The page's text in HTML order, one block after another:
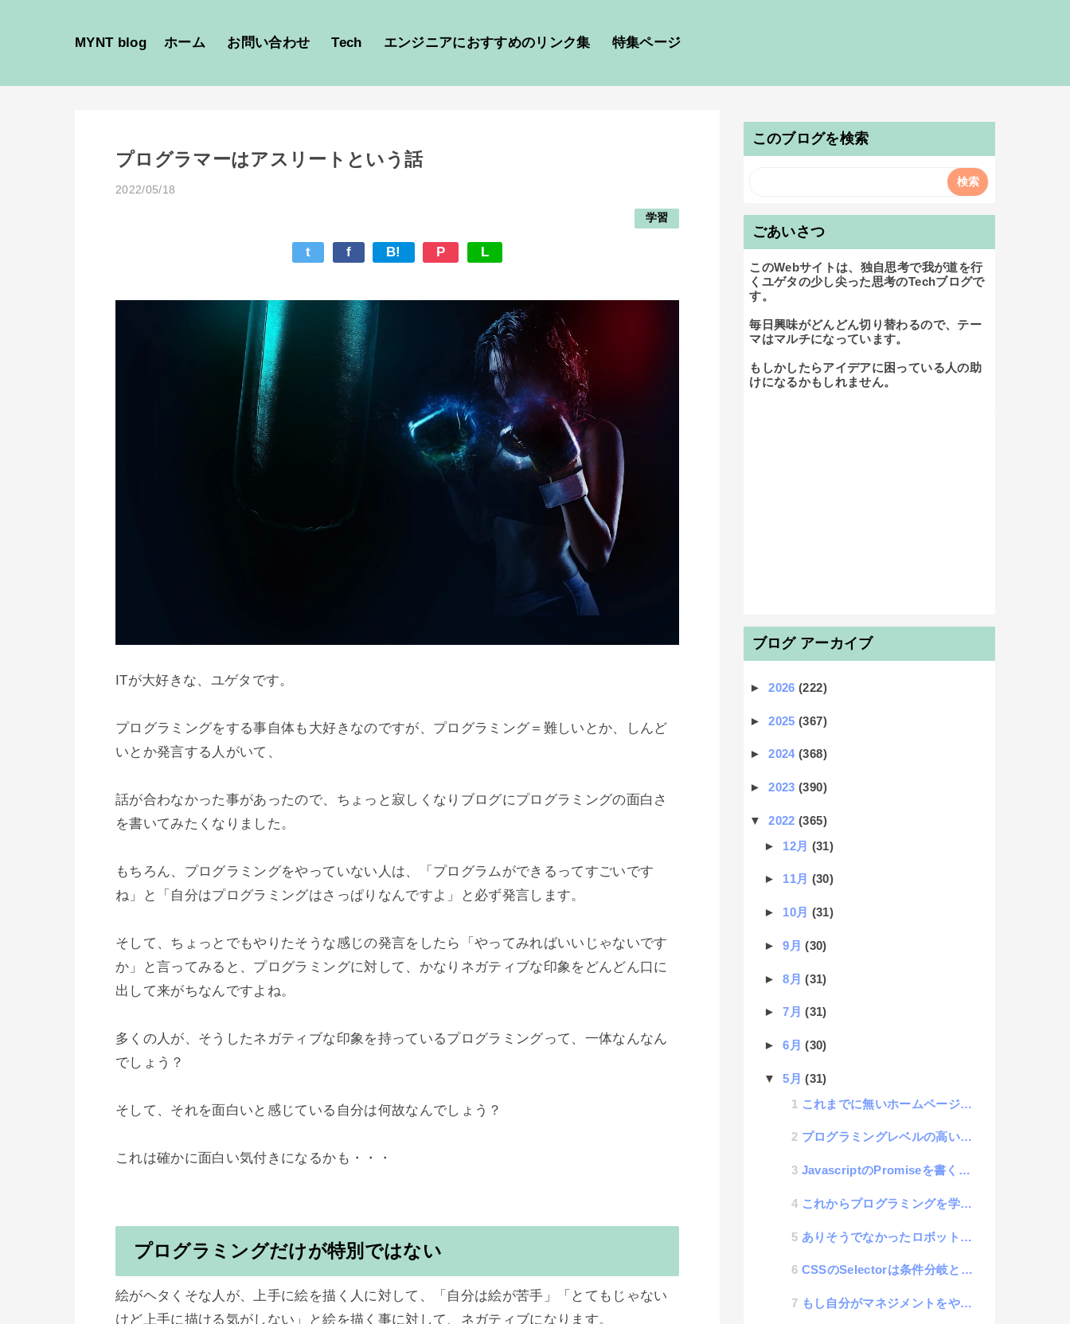
MYNT blog ホーム お問い合わせ Tech エンジニアにおすすめのリンク集 特集ページ
プログラマーはアスリートという話
2022/05/18
学習
t f B! P L
ITが大好きな、ユゲタです。
プログラミングをする事自体も大好きなのですが、プログラミング＝難しいとか、しんど
いとか発言する人がいて、
話が合わなかった事があったので、ちょっと寂しくなりブログにプログラミングの面白さ
を書いてみたくなりました。
もちろん、プログラミングをやっていない人は、「プログラムができるってすごいです
ね」と「自分はプログラミングはさっぱりなんですよ」と必ず発言します。
そして、ちょっとでもやりたそうな感じの発言をしたら「やってみればいいじゃないです
か」と言ってみると、プログラミングに対して、かなりネガティブな印象をどんどん口に
出して来がちなんですよね。
多くの人が、そうしたネガティブな印象を持っているプログラミングって、一体なんなん
でしょう？
そして、それを面白いと感じている自分は何故なんでしょう？
プログラミングだけが特別ではない
絵がヘタくそな人が、上手に絵を描く人に対して、「自分は絵が苦手」「とてもじゃない
けど上手に描ける気がしない」と絵を描く事に対して、ネガティブになります。
このブログを検索
ごあいさつ
このWebサイトは、独自思考で我が道を行
くユゲタの少し尖った思考のTechブログで
す。
毎日興味がどんどん切り替わるので、テー
マはマルチになっています。
もしかしたらアイデアに困っている人の助
けになるかもしれません。
ブログ アーカイブ
►2026(222)
►2025(367)
►2024(368)
►2023(390)
▼2022(365)
► 12月 (31)
► 11月 (30)
► 10月 (31)
►9月(30)
►8月(31)
►7月(31)
►6月(30)
▼5月(31)
これまでに無いホームページの思考の「ヘッドレスDOM」についての話
プログラミングレベルの高い低いの話
JavascriptのPromiseを書くのがややこしいので忘れない為の覚書
これからプログラミングを学習する人にクイズを出すと挫折するかどうかが判断できる話
ありそうでなかったロボットを使った新規事業アイデアを公開
CSSのSelectorは条件分岐と考えるとわかりやすい話
もし自分がマネジメントをやっていなかったらという世界の空想